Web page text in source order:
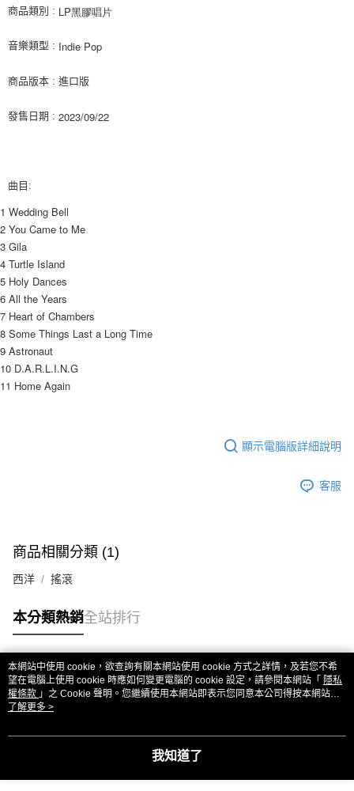
結帳頁面，進行簡訊認證並確認金額後，即可完成結帳。
３．收到繳費通知簡訊後14天內，點擊此簡訊中的連結，可透過四大超商／
購買商品的店家。未經商家同意取消之訂單仍視為有效，需透過AFTEE先享
【注意事項】
１．透過由恩沛科技股份有限公司提供之「AFTEE先享後付」服務完成之交
易，需依本服務之必要範圍內提供個人資料，並將交易相關給付款項請求債
權轉讓予恩沛科技股份有限公司。
２．關於個人資料處理事宜，請瀏覽以下網址：
https://aftee.tw/terms/#terms3
「AFTEE先享後付」，若未經同意申辦者引起之損失，本公司不負相關責
任。
４．使用「AFTEE先享後付」時，將依據個別帳號之用戶狀況，依本公司即
時審查核予不同之上限額度；若仍有額度不足之情形，本公司將視審查結果
請求用戶進行身份認證。
恩沛科技股份有限公司將有權停止該用戶之使用額度並採取法律行動。
每筆NT$60，滿NT$1,599(含以上)免運費
付款後全家取貨
每筆NT$60，滿NT$1,599(含以上)免運費
每筆NT$90
宅配 (離島)
付款後門市自取
免運費
亞洲國家/地區配送
北美國家/地區配送
商品類別 : LP黑膠唱片
音樂類型 : Indie Pop
商品版本 : 進口版
發售日期 : 2023/09/22
曲目:
1 Wedding Bell
2 You Came to Me
3 Gila
4 Turtle Island
5 Holy Dances
6 All the Years
7 Heart of Chambers
8 Some Things Last a Long Time
9 Astronaut
10 D.A.R.L.I.N.G
11 Home Again
顯示電腦版詳細說明
客服
商品相關分類 (1)
西洋 搖滾
本分類熱銷全站排行
熱門標籤
本網站中使用 cookie，欲查詢有關本網站使用 cookie 方式之詳情，及若您不希
望在電腦上使用 cookie 時應如何變更電腦的 cookie 設定，請參閱本網站「 隱私
權條款 」之 Cookie 聲明。您繼續使用本網站即表示您同意本公司得按本網站使
用條款之 Cookie 聲明使用 cookie。
了解更多 >
我知道了